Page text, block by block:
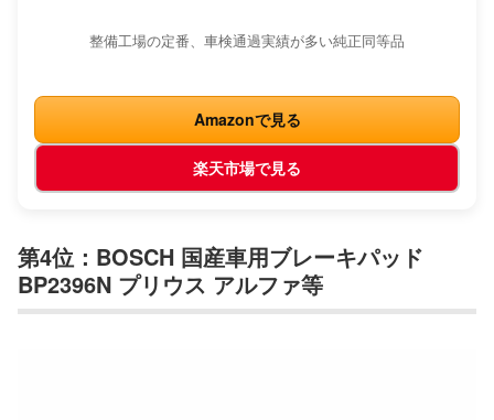
整備工場の定番、車検通過実績が多い純正同等品
Amazonで見る
楽天市場で見る
第4位：BOSCH 国産車用ブレーキパッド
BP2396N プリウス アルファ等